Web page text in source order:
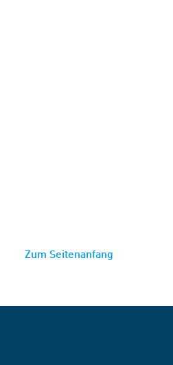
Zum Seitenanfang